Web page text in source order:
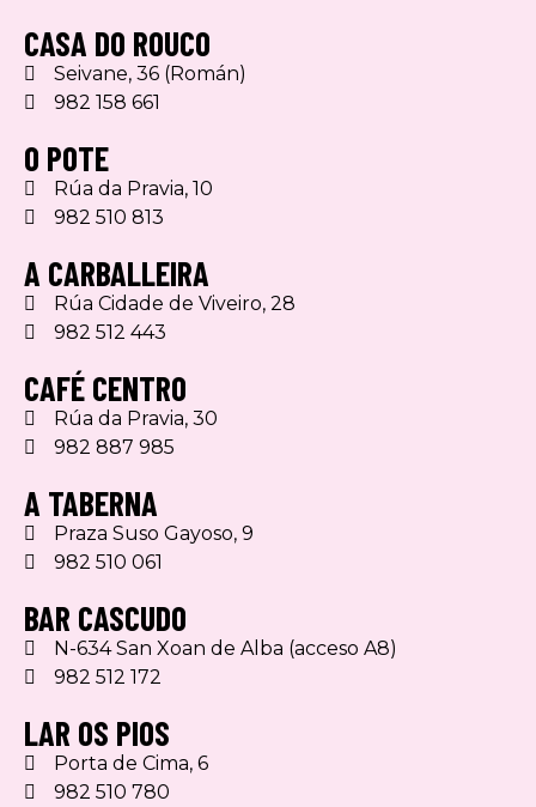
CASA DO ROUCO
Seivane, 36 (Román)
982 158 661
O POTE
Rúa da Pravia, 10
982 510 813
A CARBALLEIRA
Rúa Cidade de Viveiro, 28
982 512 443
CAFÉ CENTRO
Rúa da Pravia, 30
982 887 985
A TABERNA
Praza Suso Gayoso, 9
982 510 061
BAR CASCUDO
N-634 San Xoan de Alba (acceso A8)
982 512 172
LAR OS PIOS
Porta de Cima, 6
982 510 780